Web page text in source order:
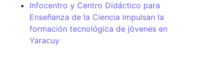
Infocentro y Centro Didáctico para
Enseñanza de la Ciencia impulsan la
formación tecnológica de jóvenes en
Yaracuy